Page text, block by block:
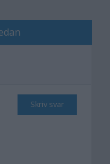
Skriv svar